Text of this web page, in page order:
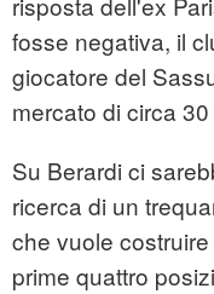
fosse negativa, il
giocatore del
mercato di circa
Su Berardi ci
ricerca di un
che vuole
prime quattro